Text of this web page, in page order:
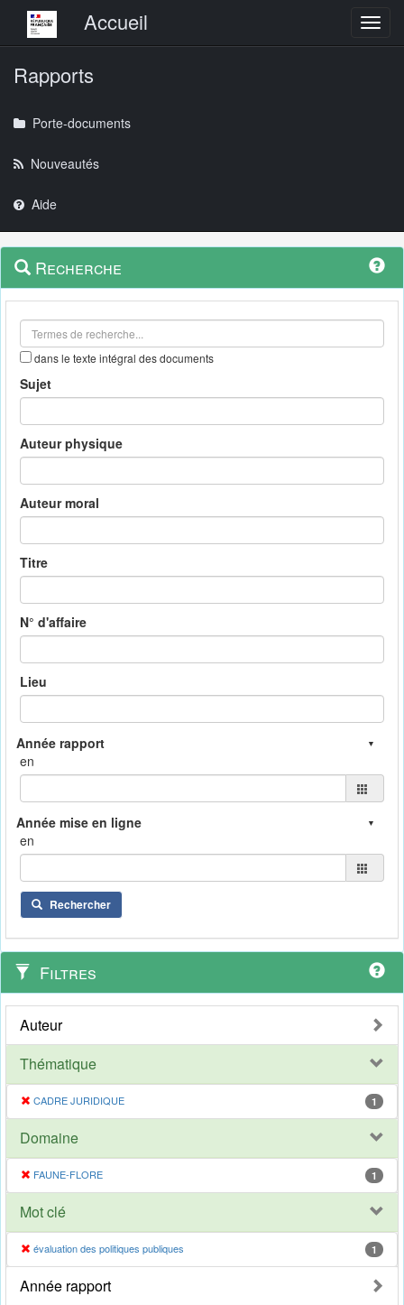
Menu principalAccueil
Rapports
Porte-documents
Nouveautés
Aide
Navigation
outils
Menu
contextuel
Recherche
dans le texte intégral des documents
Sujet
Auteur physique
Auteur moral
Titre
N° d'affaire
Lieu
en
en
Rechercher
Filtres
Auteur
Thématique
CADRE JURIDIQUE 1
Domaine
FAUNE-FLORE 1
Mot clé
évaluation des politiques publiques 1
Année rapport